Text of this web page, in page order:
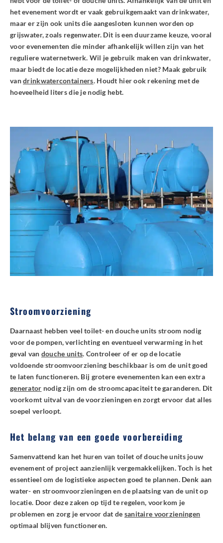
het evenement wordt er vaak gebruikgemaakt van drinkwater,
maar er zijn ook units die aangesloten kunnen worden op
grijswater, zoals regenwater. Dit is een duurzame keuze, vooral
voor evenementen die minder afhankelijk willen zijn van het
reguliere waternetwerk. Wil je gebruik maken van drinkwater,
maar biedt de locatie deze mogelijkheden niet? Maak gebruik
vandrinkwatercontainers. Houdt hier ook rekening met de
hoeveelheid liters die je nodig hebt.
Stroomvoorziening
Daarnaast hebben veel toilet- en douche units stroom nodig
voor de pompen, verlichting en eventueel verwarming in het
geval van douche units. Controleer of er op de locatie
voldoende stroomvoorziening beschikbaar is om de unit goed
te laten functioneren. Bij grotere evenementen kan een extra
generator nodig zijn om de stroomcapaciteit te garanderen. Dit
voorkomt uitval van de voorzieningen en zorgt ervoor dat alles
soepel verloopt.
Het belang van een goede voorbereiding
Samenvattend kan het huren van toilet of douche units jouw
evenement of project aanzienlijk vergemakkelijken. Toch is het
essentieel om de logistieke aspecten goed te plannen. Denk aan
water- en stroomvoorzieningen en de plaatsing van de unit op
locatie. Door deze zaken op tijd te regelen, voorkom je
problemen en zorg je ervoor dat de sanitaire voorzieningen
optimaal blijven functioneren.